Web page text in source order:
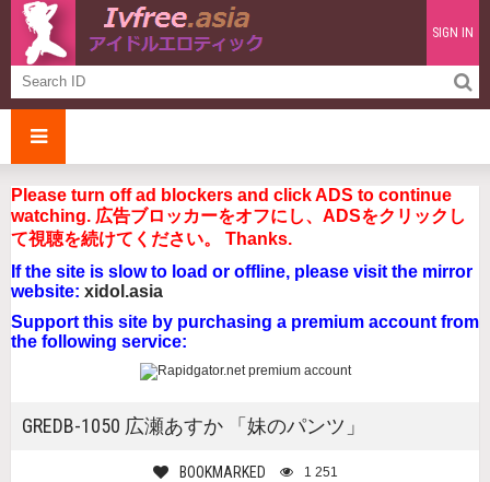
SIGN IN
Please turn off ad blockers and click ADS to continue
watching. 広告ブロッカーをオフにし、ADSをクリックし
て視聴を続けてください。 Thanks.
If the site is slow to load or offline, please visit the mirror
website: xidol.asia
Support this site by purchasing a premium account from
the following service:
GREDB-1050 広瀬あすか 「妹のパンツ」
BOOKMARKED 1 251